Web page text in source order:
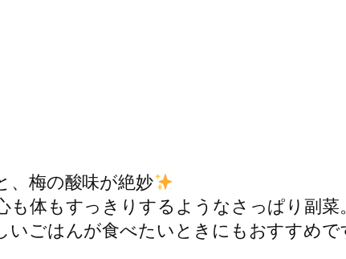
、梅の酸味が絶妙
体もすっきりするようなさっぱり副菜。
いごはんが食べたいときにもおすすめで